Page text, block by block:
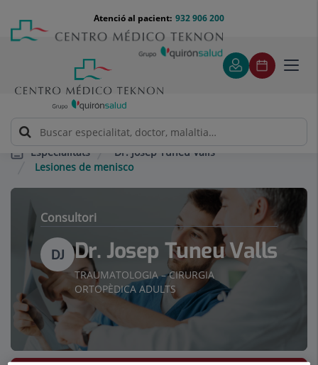
contingut
Menú
teléfono
cabecera
932 906 200
Atenció al pacient:
Especialitats
Dr. Josep Tuneu Valls
Lesiones de menisco
Consultori
DJ Dr. Josep Tuneu Valls
TRAUMATOLOGIA – CIRURGIA
ORTOPÈDICA ADULTS